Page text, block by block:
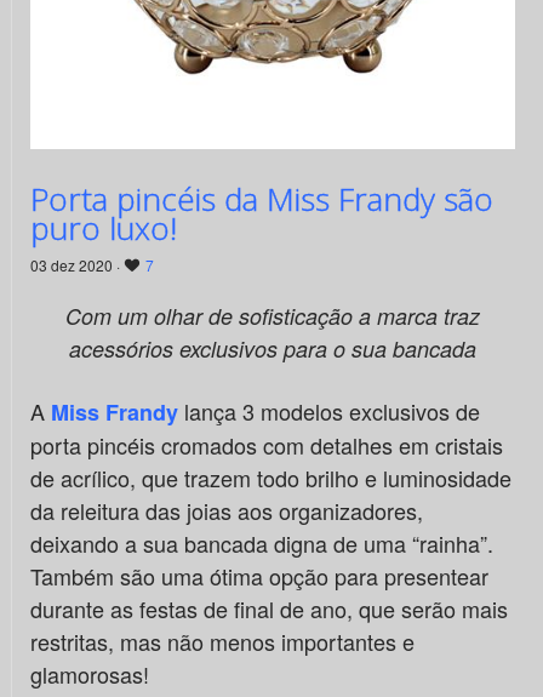
Porta pincéis da Miss Frandy são
puro luxo!
03 dez 2020 · 7
Com um olhar de sofisticação a marca traz
acessórios exclusivos para o sua bancada
A Miss Frandylança 3 modelos exclusivos de
porta pincéis cromados com detalhes em cristais
de acrílico, que trazem todo brilho e luminosidade
da releitura das joias aos organizadores,
deixando a sua bancada digna de uma “rainha”.
Também são uma ótima opção para presentear
durante as festas de final de ano, que serão mais
restritas, mas não menos importantes e
glamorosas!